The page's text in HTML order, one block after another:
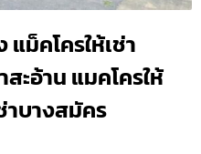
แม็คโครให้เช่า
สะอ้าน แมคโครให้
าบางสมัคร